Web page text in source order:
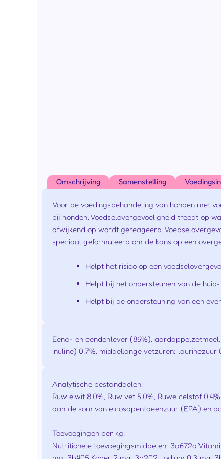
Omschrijving Samenstelling
Voor de voedingsbehandeling van honden met
bij honden. Voedselovergevoeligheid treedt op
afwijkend op wordt gereageerd.
speciaal geformuleerd om de kans op een
Helpt het risico op een
Helpt bij het ondersteunen van de
Helpt bij de ondersteuning van een
Eend- en eendenlever (86%),
inuline) 0,7%, middellange vetzuren:
Analytische bestanddelen:
Ruw eiwit 8,0%, Ruw vet 5,0%, Ruwe celstof
aan de som van eicosapentaeenzuur (EPA) en
Toevoegingen per kg:
Nutritionele toevoegingsmiddelen: 3a672a